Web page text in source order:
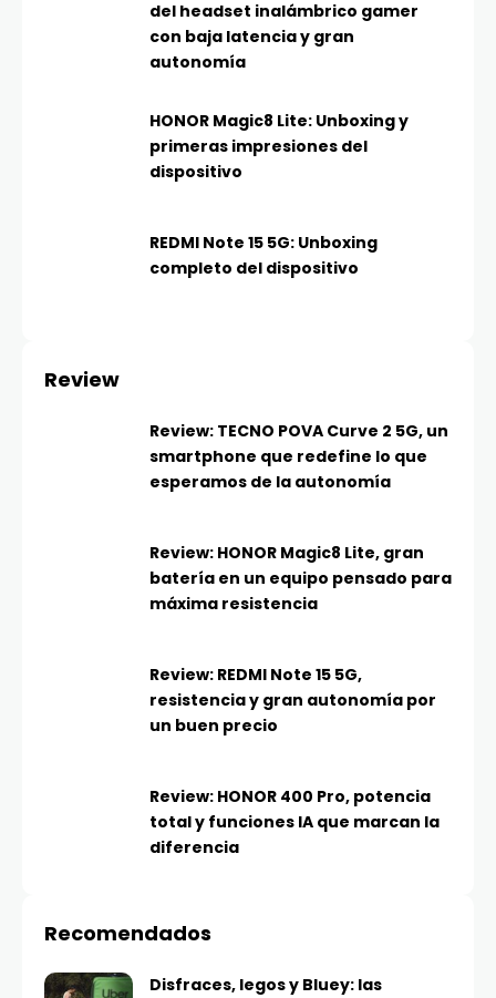
del headset inalámbrico gamer
con baja latencia y gran
autonomía
HONOR Magic8 Lite: Unboxing y
primeras impresiones del
dispositivo
REDMI Note 15 5G: Unboxing
completo del dispositivo
Review
Review: TECNO POVA Curve 2 5G, un
smartphone que redefine lo que
esperamos de la autonomía
Review: HONOR Magic8 Lite, gran
batería en un equipo pensado para
máxima resistencia
Review: REDMI Note 15 5G,
resistencia y gran autonomía por
un buen precio
Review: HONOR 400 Pro, potencia
total y funciones IA que marcan la
diferencia
Recomendados
Disfraces, legos y Bluey: las